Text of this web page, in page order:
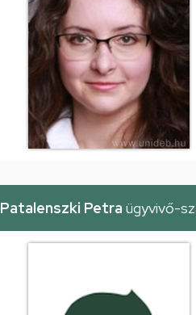
Patalenszki Petra ügyvivő-